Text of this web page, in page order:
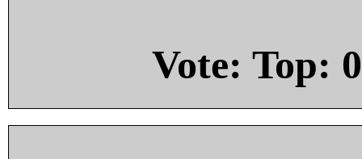
Vote: Top: 0